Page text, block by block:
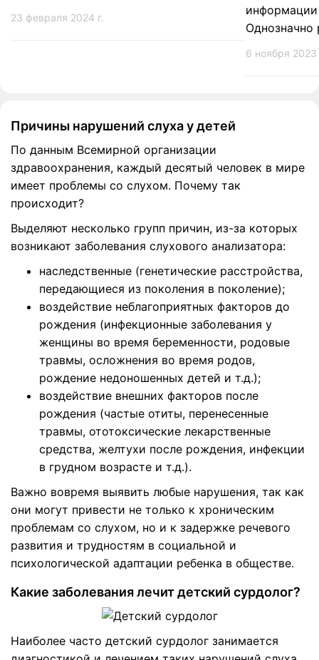
23 февраля 2024 г.
6 ноября 2023
Причины нарушений слуха у детей
По данным Всемирной организации
здравоохранения, каждый десятый человек в мире
имеет проблемы со слухом. Почему так
происходит?
Выделяют несколько групп причин, из-за которых
возникают заболевания слухового анализатора:
наследственные (генетические расстройства,
передающиеся из поколения в поколение);
воздействие неблагоприятных факторов до
рождения (инфекционные заболевания у
женщины во время беременности, родовые
травмы, осложнения во время родов,
рождение недоношенных детей и т.д.);
воздействие внешних факторов после
рождения (частые отиты, перенесенные
травмы, ототоксические лекарственные
средства, желтухи после рождения, инфекции
в грудном возрасте и т.д.).
Важно вовремя выявить любые нарушения, так как
они могут привести не только к хроническим
проблемам со слухом, но и к задержке речевого
развития и трудностям в социальной и
психологической адаптации ребенка в обществе.
Какие заболевания лечит детский сурдолог?
Наиболее часто детский сурдолог занимается